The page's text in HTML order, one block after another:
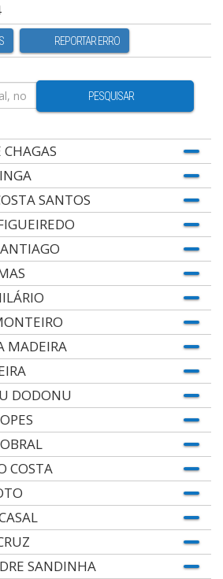
REPORTAR ERRO
PESQUISAR
SANTOS
MADEIRA
DODONU
COSTA
SANDINHA